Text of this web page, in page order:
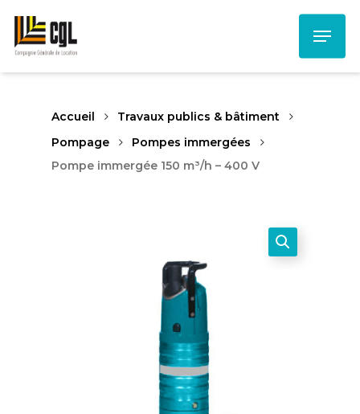
main
content
Menu
Accueil
Travaux publics & bâtiment
Pompage
Pompes immergées
Pompe immergée 150 m³/h – 400 V